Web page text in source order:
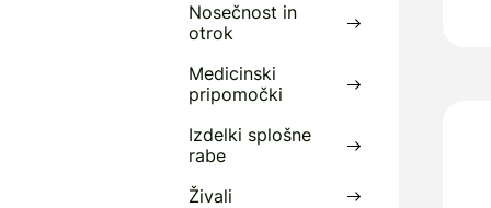
Nosečnost in
otrok
Medicinski
pripomočki
Izdelki splošne
rabe
Živali